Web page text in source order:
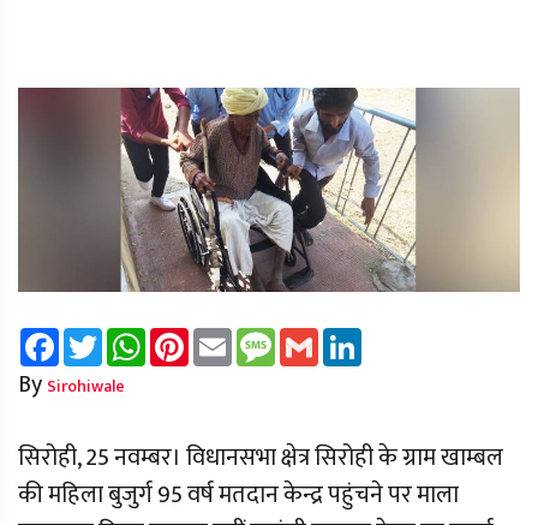
FacebookTwitterWhatsAppPinterest
Email Message
Gmail
By Sirohiwale
सिरोही, 25 नवम्बर। विधानसभा क्षेत्र सिरोही के ग्राम खाम्बल
की महिला बुजुर्ग 95 वर्ष मतदान केन्द्र पहुंचने पर माला